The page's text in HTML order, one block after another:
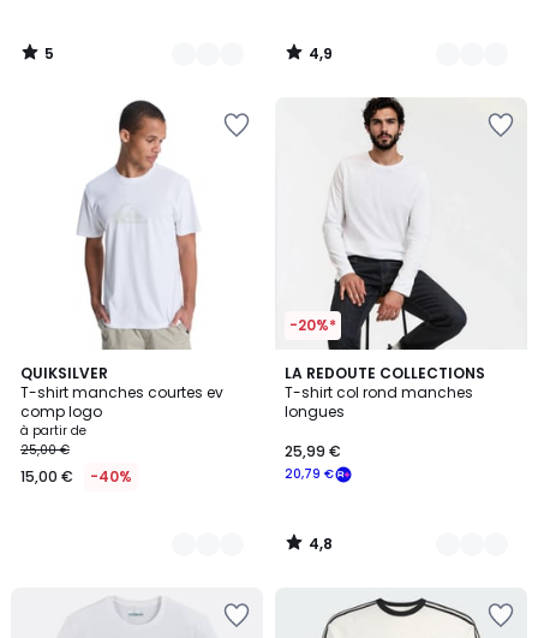
5
/
4,9
/
QUIKSILVER
T-shirt manches courtes ev
comp logo
à partir de
25,00 €
15,00 € -40%
8
Couleurs
-20%*
LA REDOUTE COLLECTIONS
T-shirt col rond manches
longues
20,79 €
25,99 €
4,8
/ 5
5
Couleurs
4,8
/